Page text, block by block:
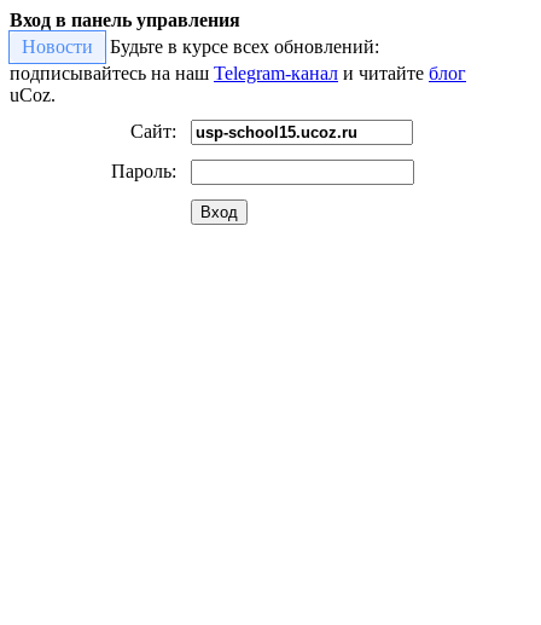
Вход в панель управления
Новости
Будьте в курсе всех обновлений:
подписывайтесь на наш Telegram-канал и читайте блог
uCoz.
Сайт:
Пароль:
Вход